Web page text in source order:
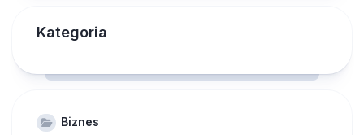
Kategoria
Biznes